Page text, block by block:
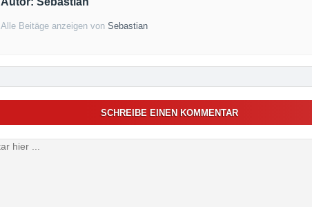
Alle Beitäge anzeigen vonSebastian
SCHREIBE EINEN KOMMENTAR